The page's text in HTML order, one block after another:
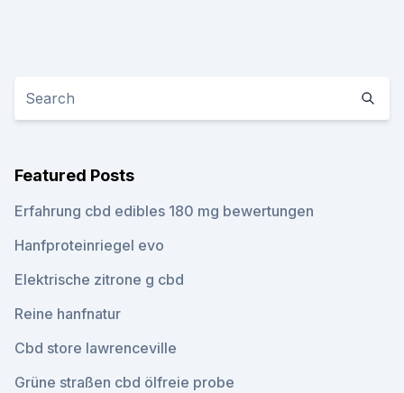
Featured Posts
Erfahrung cbd edibles 180 mg bewertungen
Hanfproteinriegel evo
Elektrische zitrone g cbd
Reine hanfnatur
Cbd store lawrenceville
Grüne straßen cbd ölfreie probe